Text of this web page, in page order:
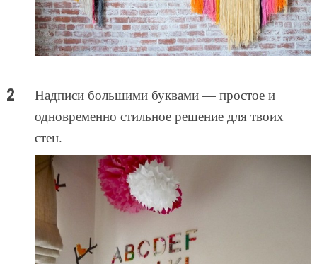
Надписи большими буквами — простое и
одновременно стильное решение для твоих
стен.